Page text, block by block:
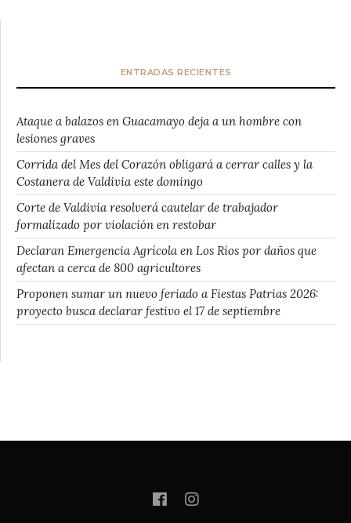
ENTRADAS RECIENTES
Ataque a balazos en Guacamayo deja a un hombre con
lesiones graves
Corrida del Mes del Corazón obligará a cerrar calles y la
Costanera de Valdivia este domingo
Corte de Valdivia resolverá cautelar de trabajador
formalizado por violación en restobar
Declaran Emergencia Agrícola en Los Ríos por daños que
afectan a cerca de 800 agricultores
Proponen sumar un nuevo feriado a Fiestas Patrias 2026:
proyecto busca declarar festivo el 17 de septiembre